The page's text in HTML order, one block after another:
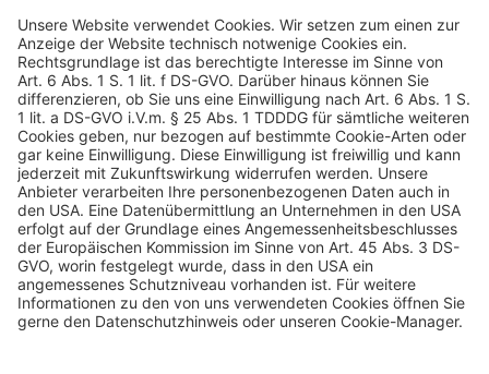
Vorheriger Artikel
Nächster Artikel